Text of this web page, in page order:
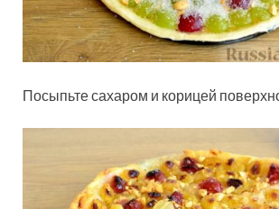
Посыпьте сахаром и корицей